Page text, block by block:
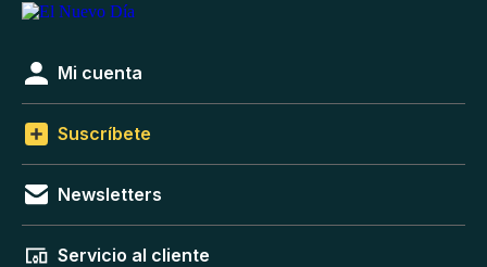
Mi cuenta
Suscríbete
Newsletters
Servicio al cliente